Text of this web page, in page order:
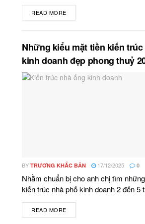
READ MORE
Những kiểu mặt tiền kiến
kinh doanh đẹp phong thuỷ
BY TRƯƠNG KHẮC BẢN 17/12/2025 0
Nhằm chuẩn bị cho anh chị tìm
kiến trúc nhà phố kinh doanh 2 đến 5
READ MORE